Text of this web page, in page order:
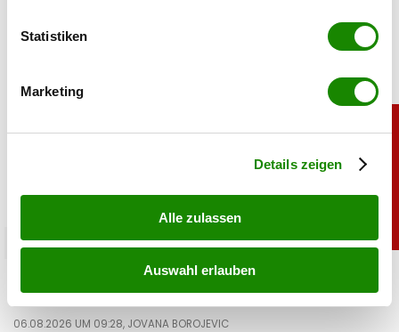
können
bestimmten Merkmalen (Fingerprinting) identifizieren
Erfahren Sie mehr darüber, wie Ihre persönlichen Daten
Statistiken
Marketing
Details zeigen
Alle zulassen
Auswahl erlauben
sport
Heiß: Lindsey Vonn zeigt Traumfigur im Urlaub
06.08.2026 UM 09:28, JOVANA BOROJEVIC